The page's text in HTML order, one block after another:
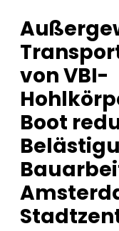
Ein
Freie Stellen
Videos
von VBI-
Boot